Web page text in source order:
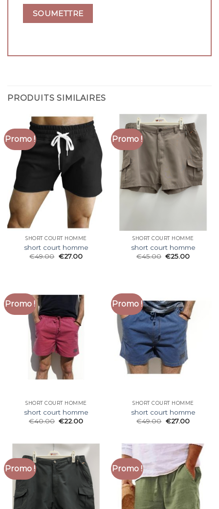
PRODUITS SIMILAIRES
Promo !
SHORT COURT HOMME
short court homme
€49.00 €27.00
Promo !
SHORT COURT HOMME
short court homme
€45.00 €25.00
Promo !
SHORT COURT HOMME
short court homme
€40.00 €22.00
Promo !
SHORT COURT HOMME
short court homme
€49.00 €27.00
Promo ! Promo !